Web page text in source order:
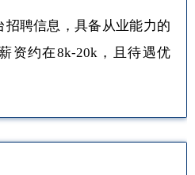
招聘信息，具备从业能力的
资约在8k-20k，且待遇优